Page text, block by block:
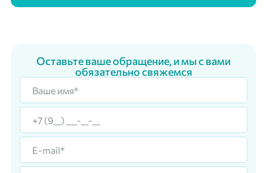
Оставьте ваше обращение, и мы с вами
обязательно свяжемся